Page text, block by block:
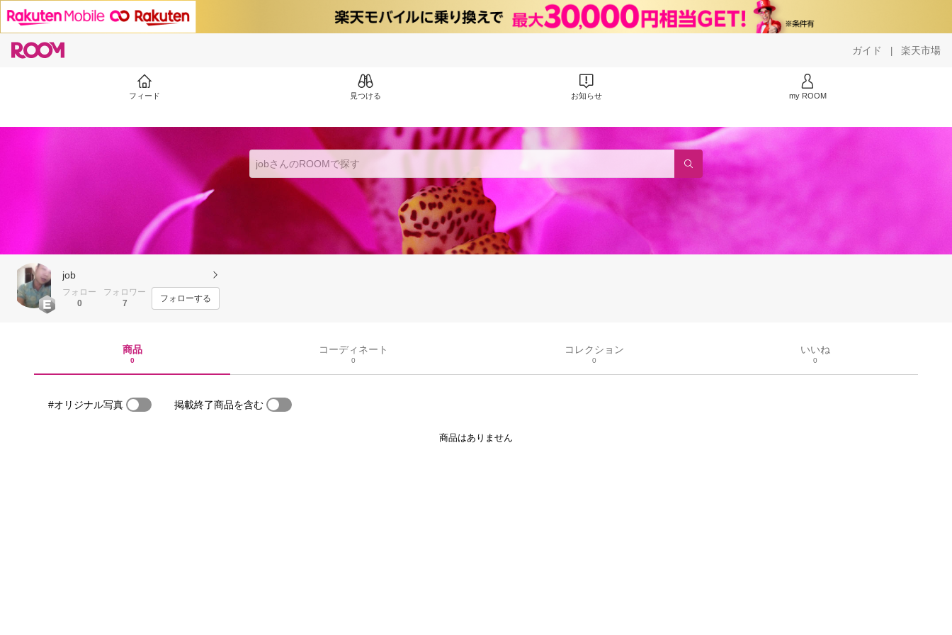
ガイド | 楽天市場
フィード 見つける お知らせ my ROOM
job
フォロー
0
フォロワー
7
フォローする
商品
0
コーディネート
0
コレクション
0
いいね
0
#オリジナル写真 掲載終了商品を含む
商品はありません